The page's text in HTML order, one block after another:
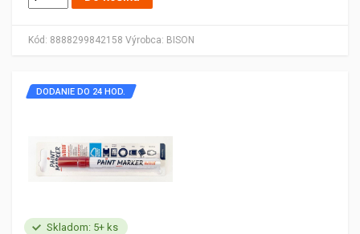
Kód: 8888299842158 Výrobca: BISON
Skladom: 5+ ks
DODANIE DO 24 HOD.